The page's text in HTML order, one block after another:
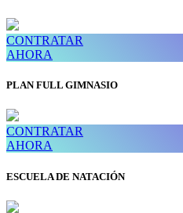
CONTRATAR
AHORA
PLAN FULL GIMNASIO
CONTRATAR
AHORA
ESCUELA DE NATACIÓN